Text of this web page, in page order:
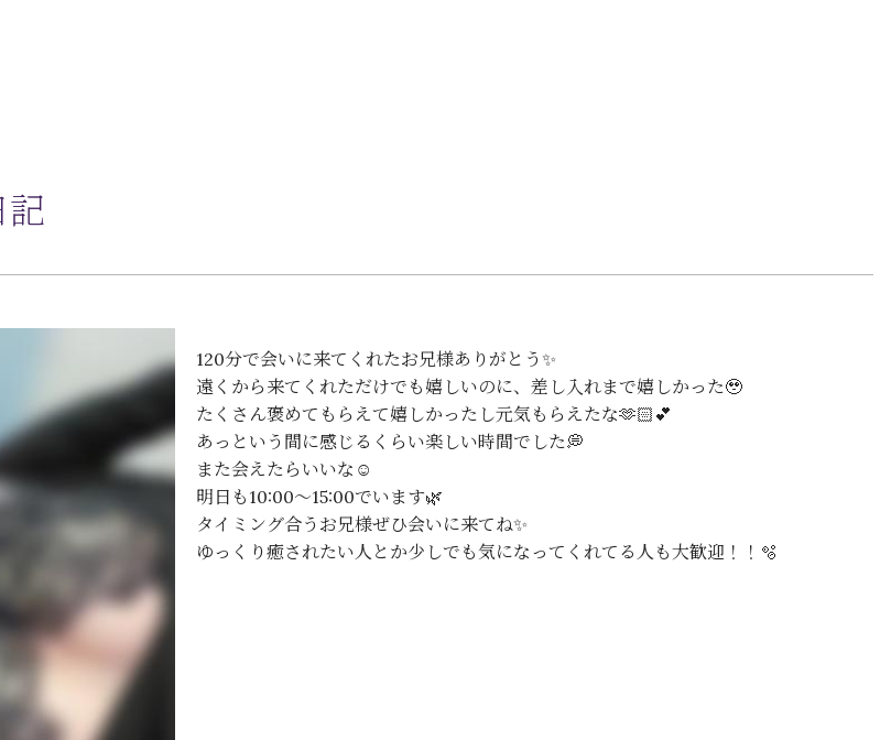
記
120分で会いに来てくれたお兄様ありがとう✨
遠くから来てくれただけでも嬉しいのに、差し入れまで嬉しかった🥹
たくさん褒めてもらえて嬉しかったし元気もらえたな🫶🏻💕
あっという間に感じるくらい楽しい時間でした💭
また会えたらいいな☺️
明日も10:00〜15:00でいます🌿
タイミング合うお兄様ぜひ会いに来てね✨
ゆっくり癒されたい人とか少しでも気になってくれてる人も大歓迎！！🫧